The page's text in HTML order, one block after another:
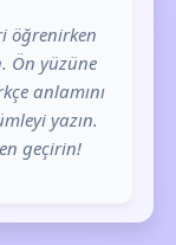
öğrenirken
Ön yüzüne
anlamını
yazın.
geçirin!